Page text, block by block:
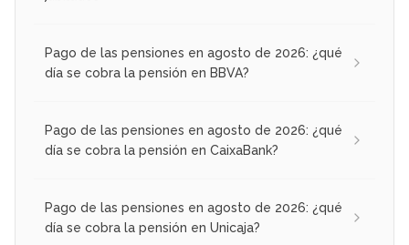
Pago de las pensiones en agosto de 2026: ¿qué
día se cobra la pensión en BBVA?
Pago de las pensiones en agosto de 2026: ¿qué
día se cobra la pensión en CaixaBank?
Pago de las pensiones en agosto de 2026: ¿qué
día se cobra la pensión en Unicaja?